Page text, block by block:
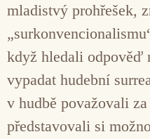
mladistvý prohřešek,
když hledali odpověď
vypadat hudební
v hudbě považovali
představovali si